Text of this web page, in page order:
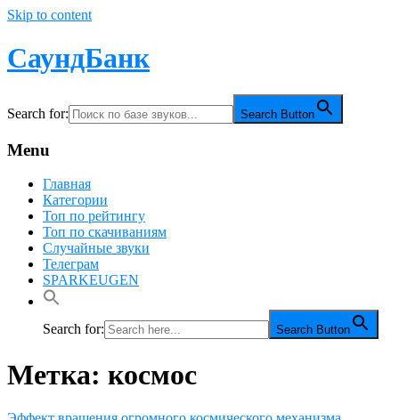
Skip to content
СаундБанк
Search for: Search Button
Menu
Главная
Категории
Топ по рейтингу
Топ по скачиваниям
Случайные звуки
Телеграм
SPARKEUGEN
Search for: Search Button
Метка: космос